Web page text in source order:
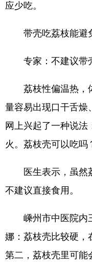
应少吃。
带壳吃荔枝能避
专家：不建议带
荔枝性偏温热，
量容易出现口干舌燥
网上兴起了一种说
火。荔枝壳可以吃吗
医生表示，虽然
不建议直接食用。
嵊州市中医院内
娜：荔枝壳比较硬，
第二，荔枝壳里可能